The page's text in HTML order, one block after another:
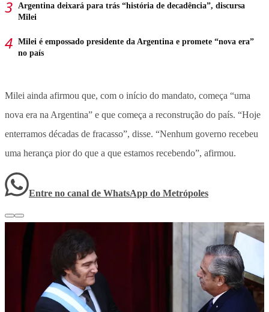
Argentina deixará para trás “história de decadência”, discursa
Milei
Milei é empossado presidente da Argentina e promete “nova era”
no país
Milei ainda afirmou que, com o início do mandato, começa “uma
nova era na Argentina” e que começa a reconstrução do país. “Hoje
enterramos décadas de fracasso”, disse. “Nenhum governo recebeu
uma herança pior do que a que estamos recebendo”, afirmou.
Entre no canal de WhatsApp do Metrópoles